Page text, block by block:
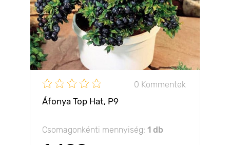
0 Kommentek
Áfonya Top Hat, P9
Csomagonkénti mennyiség: 1 db